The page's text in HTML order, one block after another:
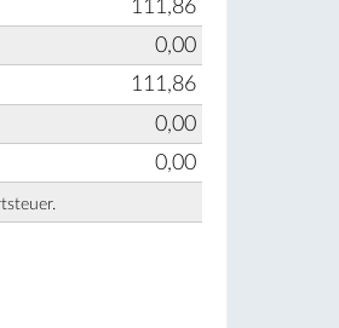
111,86
0,00
111,86
0,00
0,00